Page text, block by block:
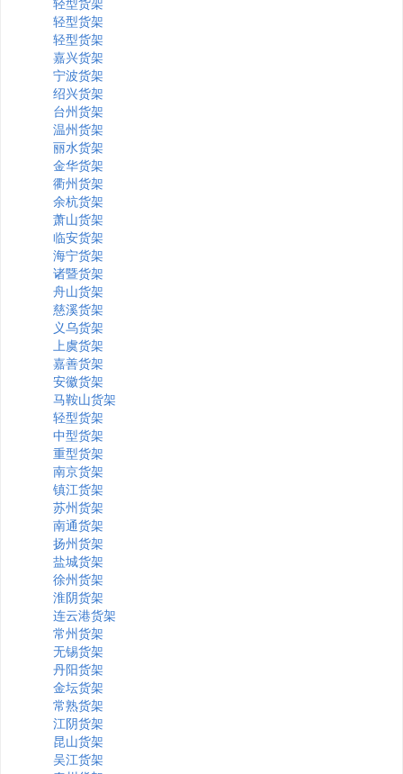
轻型货架
轻型货架
轻型货架
嘉兴货架
宁波货架
绍兴货架
台州货架
温州货架
丽水货架
金华货架
衢州货架
余杭货架
萧山货架
临安货架
海宁货架
诸暨货架
舟山货架
慈溪货架
义乌货架
上虞货架
嘉善货架
安徽货架
马鞍山货架
轻型货架
中型货架
重型货架
南京货架
镇江货架
苏州货架
南通货架
扬州货架
盐城货架
徐州货架
淮阴货架
连云港货架
常州货架
无锡货架
丹阳货架
金坛货架
常熟货架
江阴货架
昆山货架
吴江货架